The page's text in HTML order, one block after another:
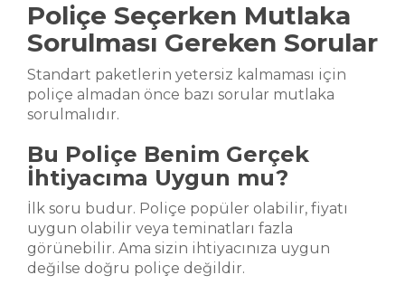
Poliçe Seçerken Mutlaka
Sorulması Gereken Sorular
Standart paketlerin yetersiz kalmaması için
poliçe almadan önce bazı sorular mutlaka
sorulmalıdır.
Bu Poliçe Benim Gerçek
İhtiyacıma Uygun mu?
İlk soru budur. Poliçe popüler olabilir, fiyatı
uygun olabilir veya teminatları fazla
görünebilir. Ama sizin ihtiyacınıza uygun
değilse doğru poliçe değildir.